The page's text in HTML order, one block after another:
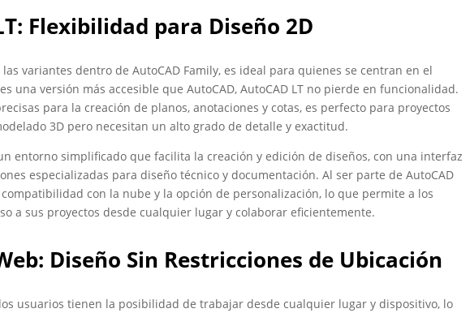
Flexibilidad para Diseño 2D
las variantes dentro de AutoCAD Family, es ideal para quienes se centran en el
una versión más accesible que AutoCAD, AutoCAD LT no pierde en funcionalidad.
para la creación de planos, anotaciones y cotas, es perfecto para proyectos
3D pero necesitan un alto grado de detalle y exactitud.
entorno simplificado que facilita la creación y edición de diseños, con una interfaz
especializadas para diseño técnico y documentación. Al ser parte de AutoCAD
con la nube y la opción de personalización, lo que permite a los
a sus proyectos desde cualquier lugar y colaborar eficientemente.
Diseño Sin Restricciones de Ubicación
los usuarios tienen la posibilidad de trabajar desde cualquier lugar y dispositivo, lo